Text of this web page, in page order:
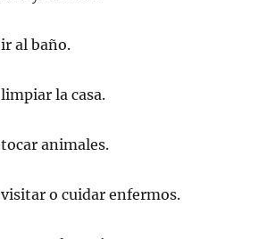
al baño.
la casa.
animales.
visitar o cuidar enfermos.